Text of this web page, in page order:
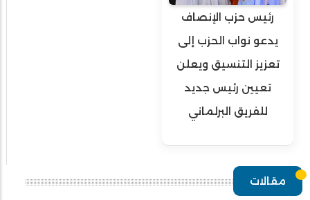
رئيس حزب الإنصاف
يدعو نواب الحزب إلى
تعزيز التنسيق ويعلن
تعيين رئيس جديد
للفريق البرلماني
مقالات